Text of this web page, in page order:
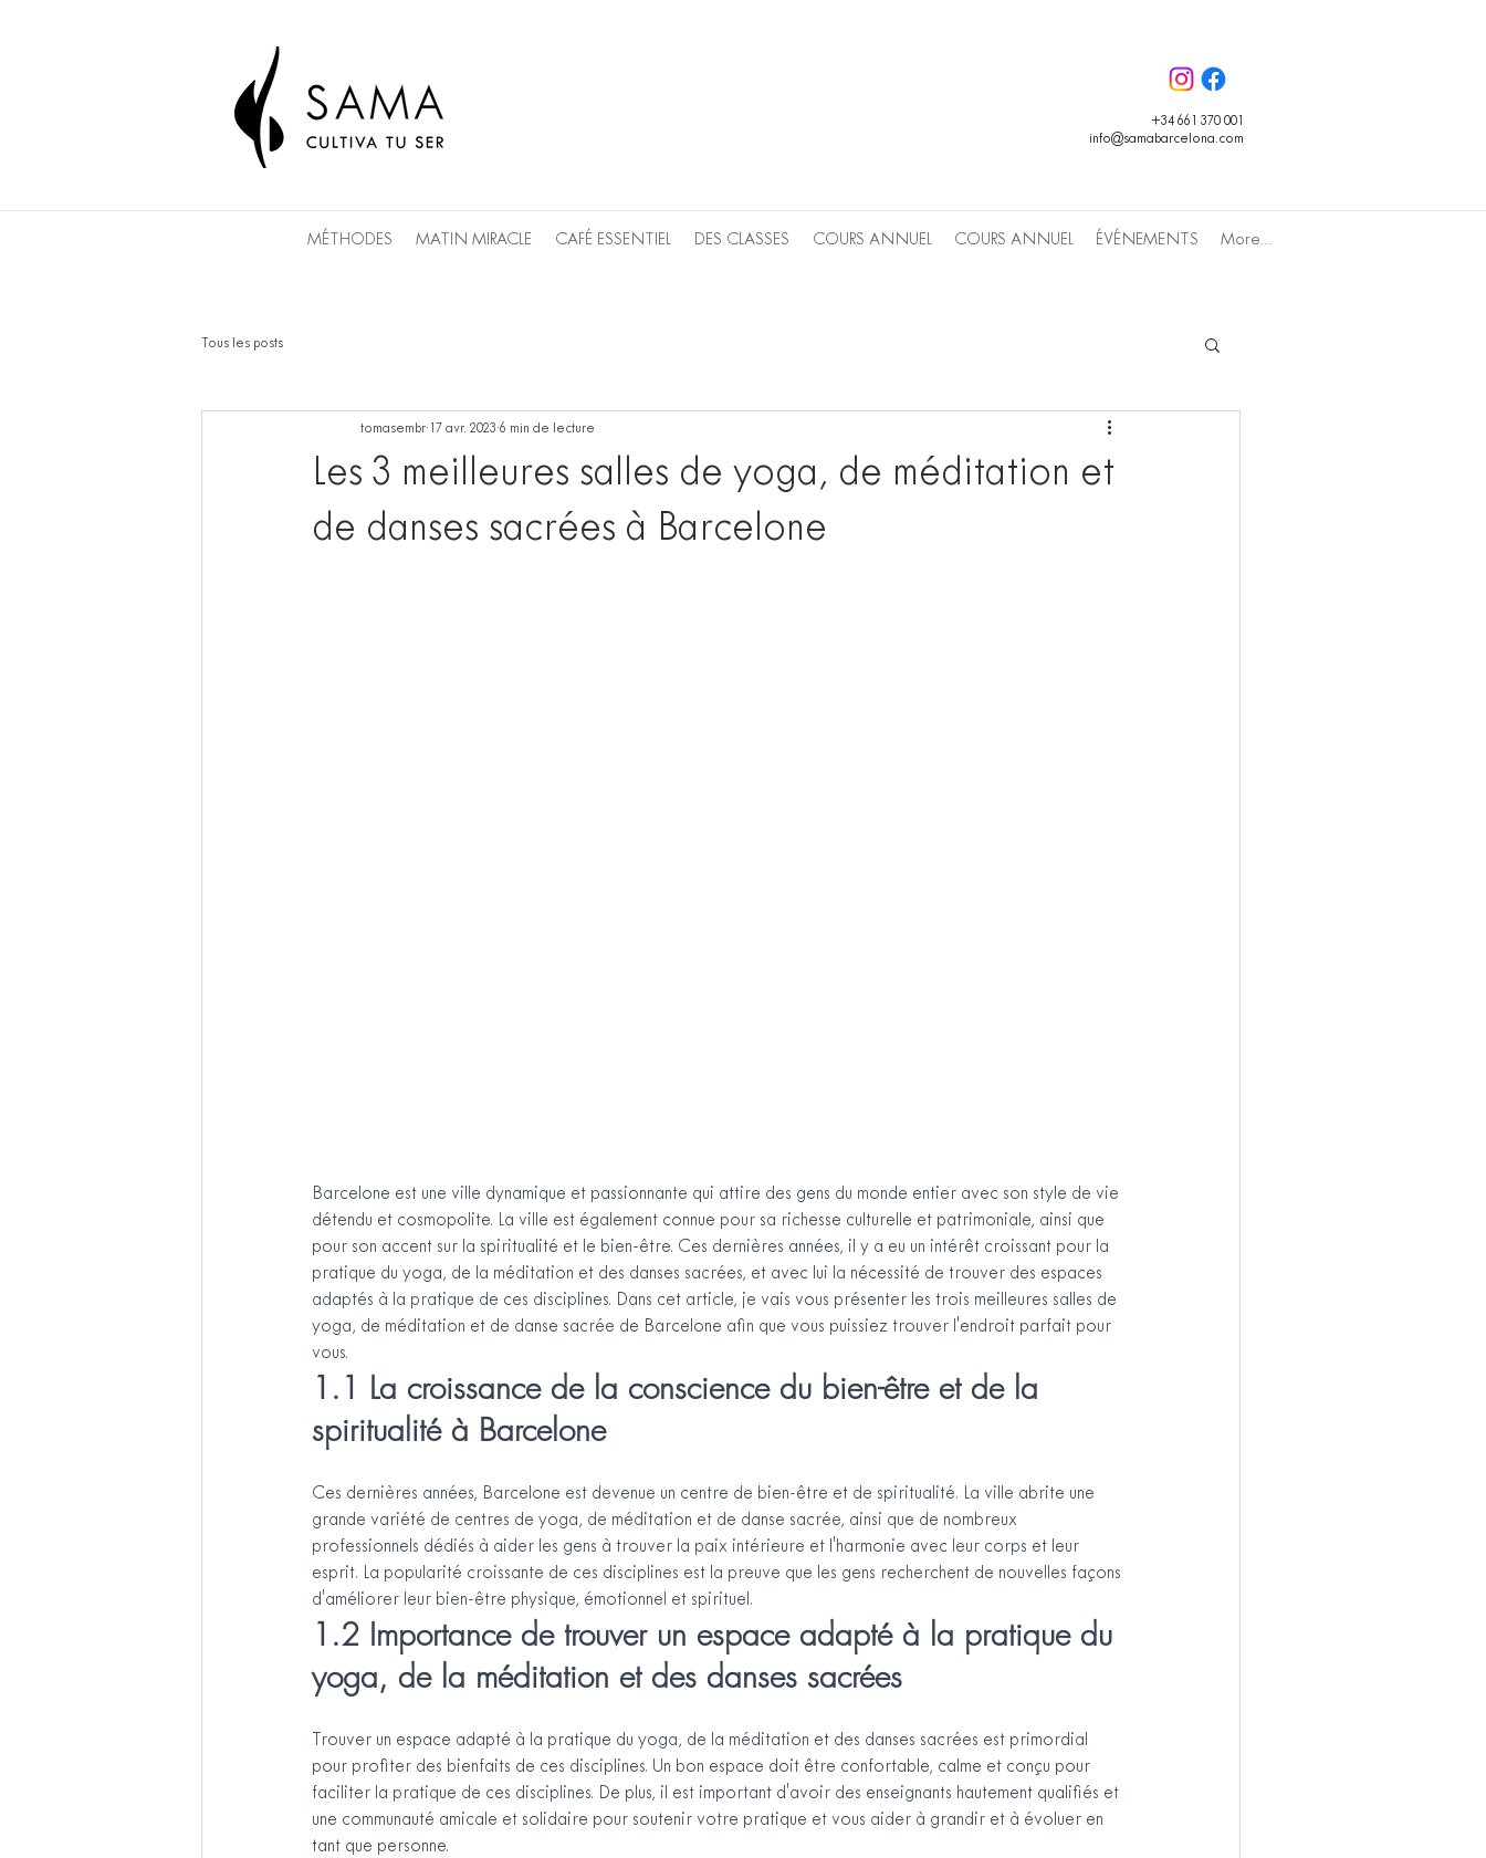
+34 661 370 001
info@samabarcelona.com
MÉTHODES MATIN MIRACLE CAFÉ ESSENTIEL DES CLASSES COURS ANNUEL COURS ANNUEL ÉVÉNEMENTS More...
Tous les posts
Les 3 meilleures salles de yoga, de méditation et
de danses sacrées à Barcelone
tomasembr 17 avr. 2023 6 min de lecture
Barcelone est une ville dynamique et passionnante qui attire des gens du monde entier avec son style de vie
détendu et cosmopolite. La ville est également connue pour sa richesse culturelle et patrimoniale, ainsi que
pour son accent sur la spiritualité et le bien-être. Ces dernières années, il y a eu un intérêt croissant pour la
pratique du yoga, de la méditation et des danses sacrées, et avec lui la nécessité de trouver des espaces
adaptés à la pratique de ces disciplines. Dans cet article, je vais vous présenter les trois meilleures salles de
yoga, de méditation et de danse sacrée de Barcelone afin que vous puissiez trouver l'endroit parfait pour
vous.
1.1 La croissance de la conscience du bien-être et de la
spiritualité à Barcelone
Ces dernières années, Barcelone est devenue un centre de bien-être et de spiritualité. La ville abrite une
grande variété de centres de yoga, de méditation et de danse sacrée, ainsi que de nombreux
professionnels dédiés à aider les gens à trouver la paix intérieure et l'harmonie avec leur corps et leur
esprit. La popularité croissante de ces disciplines est la preuve que les gens recherchent de nouvelles façons
d'améliorer leur bien-être physique, émotionnel et spirituel.
1.2 Importance de trouver un espace adapté à la pratique du
yoga, de la méditation et des danses sacrées
Trouver un espace adapté à la pratique du yoga, de la méditation et des danses sacrées est primordial
pour profiter des bienfaits de ces disciplines. Un bon espace doit être confortable, calme et conçu pour
faciliter la pratique de ces disciplines. De plus, il est important d'avoir des enseignants hautement qualifiés et
une communauté amicale et solidaire pour soutenir votre pratique et vous aider à grandir et à évoluer en
tant que personne.